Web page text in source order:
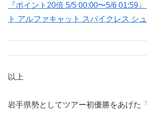
『ポイント20倍 5/5 00:00〜5/6 01:59
ト アルファキャット スパイクレス シ
以上
岩手県勢としてツアー初優勝をあげた